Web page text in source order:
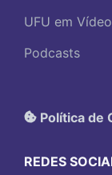
UFU em
Podcasts
Política de
REDES